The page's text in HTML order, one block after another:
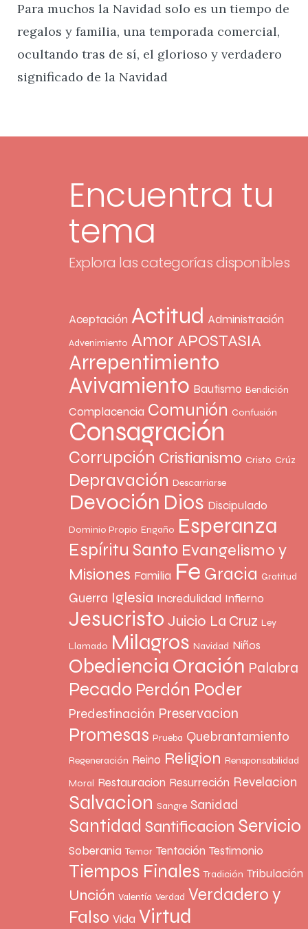
Para muchos la Navidad solo es un tiempo de
regalos y familia, una temporada comercial,
ocultando tras de sí, el glorioso y verdadero
significado de la Navidad
Encuentra tu
tema
Explora las categorías disponibles
Aceptación Actitud Administración
Advenimiento Amor APOSTASIA
Arrepentimiento
Avivamiento Bautismo Bendición
Complacencia Comunión Confusión
Consagración
Corrupción Cristianismo Cristo Crúz
Depravación Descarriarse
Devoción Dios Discipulado
Dominio Propio Engaño Esperanza
Espíritu Santo Evangelismo y
Misiones Familia Fe Gracia Gratitud
Guerra Iglesia Incredulidad Infierno
Jesucristo Juicio La Cruz Ley
Llamado Milagros Navidad Niños
Obediencia Oración Palabra
Pecado Perdón Poder
Predestinación Preservacion
Promesas Prueba Quebrantamiento
Regeneración Reino Religion Rensponsabilidad
Moral Restauracion Resurreción Revelacion
Salvacion Sangre Sanidad
Santidad Santificacion Servicio
Soberania Temor Tentación Testimonio
Tiempos Finales Tradición Tribulación
Unción Valentía Verdad Verdadero y
Falso Vida Virtud